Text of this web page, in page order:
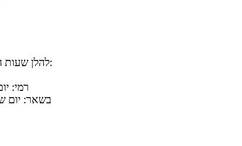
להלן שעות הקבלה של הסגל לקראת מבחן מועד ב׳:
רמי: יום שני ה
בשאר: יום שלישי ה 25.3